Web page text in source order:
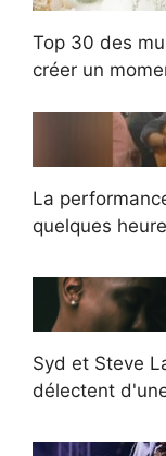
Top 30 des
créer un
La
quelques
Syd et Steve
délectent